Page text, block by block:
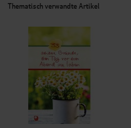
Thematisch verwandte Artikel